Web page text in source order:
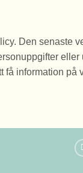
Den senaste
få information